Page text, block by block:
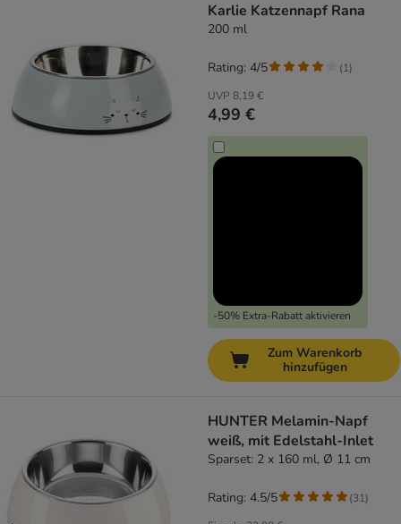
Karlie Katzennapf Rana
200 ml
UVP 8,19 €
4,99 €
-50% Extra-Rabatt aktivieren
Rating: 4/5 (1)
Zum Warenkorb
hinzufügen
HUNTER Melamin-Napf
weiß, mit Edelstahl-Inlet
Sparset: 2 x 160 ml, Ø 11 cm
Rating: 4.5/5 (31)